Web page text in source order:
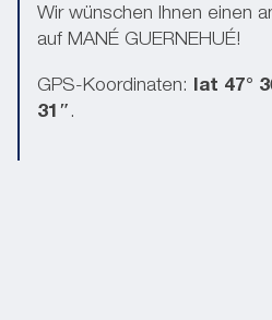
Wir wünschen Ihnen einen
auf MANÉ GUERNEHUÉ!
GPS-Koordinaten: lat 47°
31″.